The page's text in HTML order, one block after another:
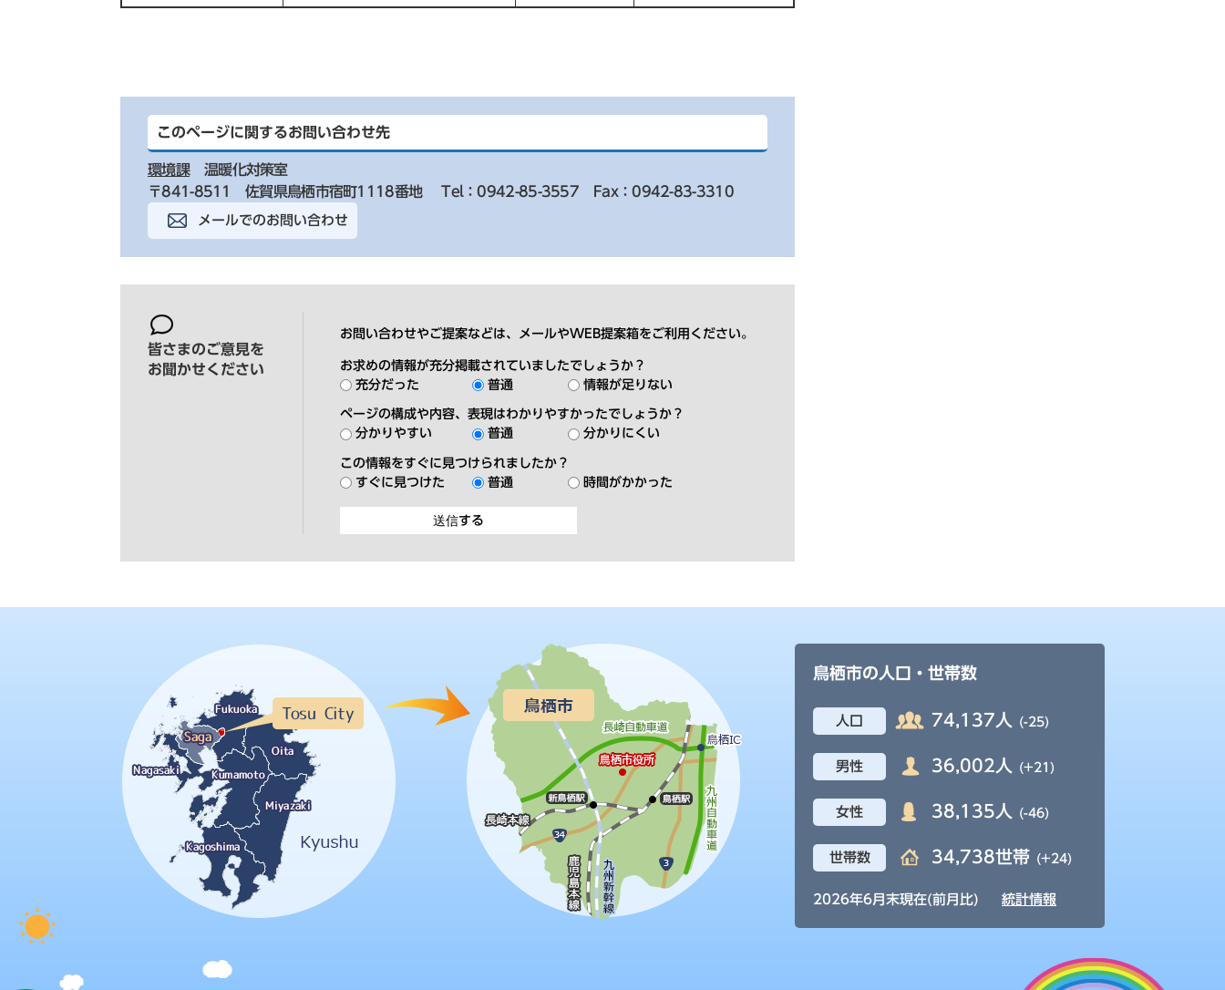
このページに関するお問い合わせ先
環境課
温暖化対策室
〒841-8511 佐賀県鳥栖市宿町1118番地
Tel：0942-85-3557 Fax：0942-83-3310
メールでのお問い合わせ
皆さまのご意見を
お聞かせください
お問い合わせやご提案などは、メールやWEB提案箱をご利用ください。
お求めの情報が充分掲載されていましたでしょうか？
充分だった
普通 情報が足りない
ページの構成や内容、表現はわかりやすかったでしょうか？
分かりやすい
普通 分かりにくい
この情報をすぐに見つけられましたか？
すぐに見つけた
普通 時間がかかった
鳥栖市の人口・世帯数
人口 74,137人 (-25)
男性 36,002人 (+21)
女性 38,135人 (-46)
世帯数 34,738世帯 (+24)
2026年6月末現在(前月比) 統計情報